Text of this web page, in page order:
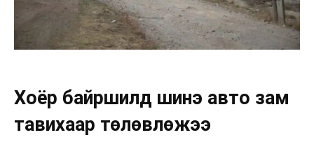
Хоёр байршилд шинэ авто зам
тавихаар төлөвлөжээ